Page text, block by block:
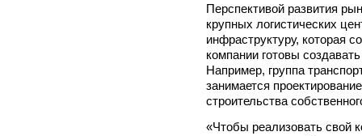
Перспективой развития
крупных логистических
инфраструктуру, которая
компании готовы
Например, группа
занимается
строительства
«Чтобы реализовать свой